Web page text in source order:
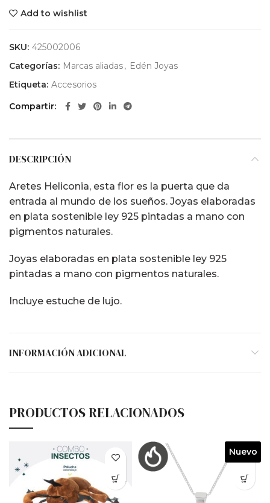
Add to wishlist
SKU: 425002006
Categorías: Marcas aliadas, Edén Joyas
Etiqueta: Accesorios
Compartir
DESCRIPCIÓN
Aretes Heliconia, esta flor es la puerta que da
entrada al mundo de los sueños. Joyas elaboradas
en plata sostenible ley 925 pintadas a mano con
pigmentos naturales.
Joyas elaboradas en plata sostenible ley 925
pintadas a mano con pigmentos naturales.
Incluye estuche de lujo.
INFORMACIÓN ADICIONAL
PRODUCTOS RELACIONADOS
Nuevo